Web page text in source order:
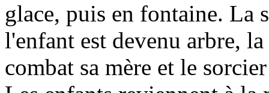
glace, puis en fontaine. La
l'enfant est devenu arbre,
combat sa mère et le